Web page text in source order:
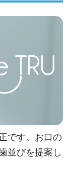
です。お口の
並びを提案し